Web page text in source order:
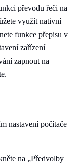
převodu řeči na
využít nativní
funkce přepisu v
zařízení
zapnout na
nastavení počítače
na „Předvolby